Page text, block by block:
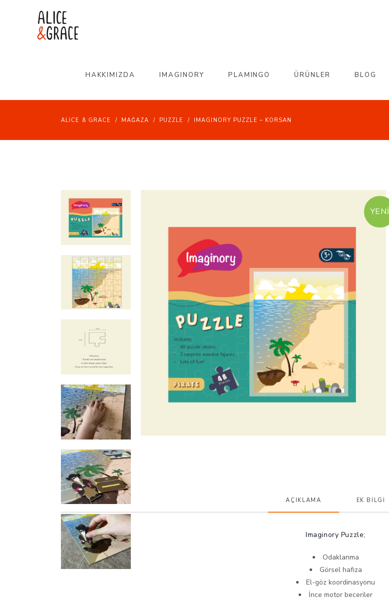
HAKKIMIZDA IMAGINORY PLAMINGO ÜRÜNLER BLOG
ALICE & GRACE / MAĞAZA / PUZZLE / IMAGINORY PUZZLE – KORSAN
YENI
AÇIKLAMA EK BILGI
Imaginory Puzzle;
Odaklanma
Görsel hafıza
El-göz koordinasyonu
İnce motor beceriler